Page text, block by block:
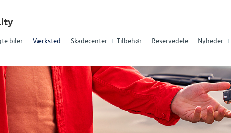
biler Værksted Skadecenter Tilbehør Reservedele Nyheder